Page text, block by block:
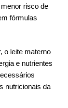
risco de
fórmulas
o leite materno
e nutrientes
nutricionais da